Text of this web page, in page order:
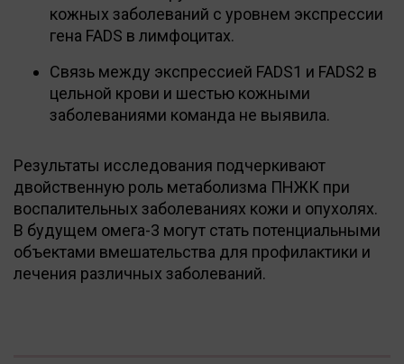
кожных заболеваний с уровнем экспрессии
гена FADS в лимфоцитах.
Связь между экспрессией FADS1 и FADS2 в
цельной крови и шестью кожными
заболеваниями команда не выявила.
Результаты исследования подчеркивают
двойственную роль метаболизма ПНЖК при
воспалительных заболеваниях кожи и опухолях.
В будущем омега-3 могут стать потенциальными
объектами вмешательства для профилактики и
лечения различных заболеваний.